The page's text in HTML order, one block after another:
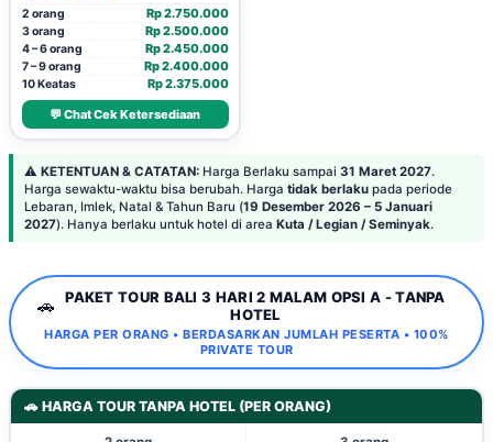
2 orang
Rp 2.750.000
3 orang Rp 2.500.000
4 – 6 orang Rp 2.450.000
7 – 9 orang Rp 2.400.000
10 Keatas
Rp 2.375.000
💬 Chat Cek Ketersediaan
⚠️ KETENTUAN & CATATAN: Harga Berlaku sampai 31 Maret 2027.
Harga sewaktu-waktu bisa berubah. Harga tidak berlaku pada periode
Lebaran, Imlek, Natal & Tahun Baru (19 Desember 2026 – 5 Januari
2027). Hanya berlaku untuk hotel di area Kuta / Legian / Seminyak.
🚗
PAKET TOUR BALI 3 HARI 2 MALAM OPSI A - TANPA
HOTEL
HARGA PER ORANG • BERDASARKAN JUMLAH PESERTA • 100%
PRIVATE TOUR
🚗 HARGA TOUR TANPA HOTEL (PER ORANG)